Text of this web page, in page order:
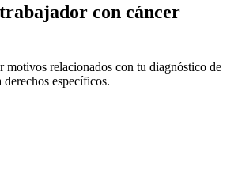
con cáncer
motivos relacionados con tu diagnóstico de
específicos.